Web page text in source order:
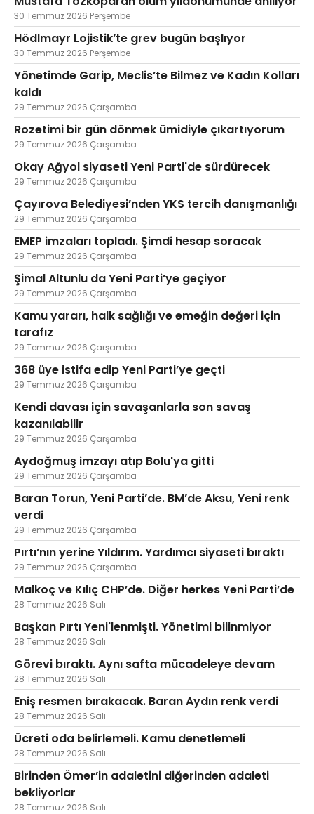
30 Temmuz 2026 Perşembe
Hödlmayr Lojistik’te grev bugün başlıyor
30 Temmuz 2026 Perşembe
Yönetimde Garip, Meclis’te Bilmez ve Kadın Kolları
kaldı
29 Temmuz 2026 Çarşamba
Rozetimi bir gün dönmek ümidiyle çıkartıyorum
29 Temmuz 2026 Çarşamba
Okay Ağyol siyaseti Yeni Parti'de sürdürecek
29 Temmuz 2026 Çarşamba
Çayırova Belediyesi’nden YKS tercih danışmanlığı
29 Temmuz 2026 Çarşamba
EMEP imzaları topladı. Şimdi hesap soracak
29 Temmuz 2026 Çarşamba
Şimal Altunlu da Yeni Parti’ye geçiyor
29 Temmuz 2026 Çarşamba
Kamu yararı, halk sağlığı ve emeğin değeri için
tarafız
29 Temmuz 2026 Çarşamba
368 üye istifa edip Yeni Parti’ye geçti
29 Temmuz 2026 Çarşamba
Kendi davası için savaşanlarla son savaş
kazanılabilir
29 Temmuz 2026 Çarşamba
Aydoğmuş imzayı atıp Bolu'ya gitti
29 Temmuz 2026 Çarşamba
Baran Torun, Yeni Parti’de. BM’de Aksu, Yeni renk
verdi
29 Temmuz 2026 Çarşamba
Pırtı’nın yerine Yıldırım. Yardımcı siyaseti bıraktı
29 Temmuz 2026 Çarşamba
Malkoç ve Kılıç CHP’de. Diğer herkes Yeni Parti’de
28 Temmuz 2026 Salı
Başkan Pırtı Yeni'lenmişti. Yönetimi bilinmiyor
28 Temmuz 2026 Salı
Görevi bıraktı. Aynı safta mücadeleye devam
28 Temmuz 2026 Salı
Eniş resmen bırakacak. Baran Aydın renk verdi
28 Temmuz 2026 Salı
Ücreti oda belirlemeli. Kamu denetlemeli
28 Temmuz 2026 Salı
Birinden Ömer’in adaletini diğerinden adaleti
bekliyorlar
28 Temmuz 2026 Salı